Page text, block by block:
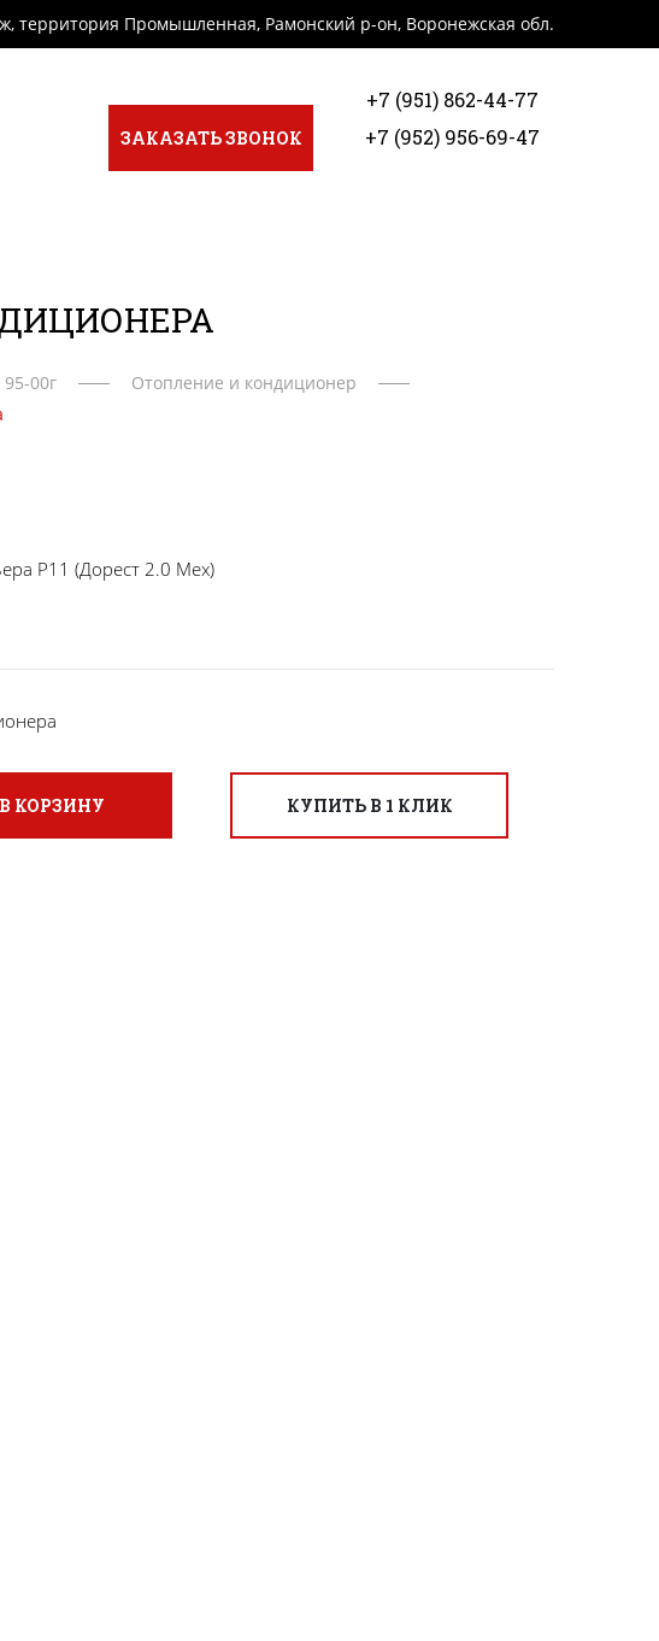
территория Промышленная, Рамонский р-он, Воронежская обл.
ЗАКАЗАТЬ ЗВОНОК
+7 (951) 862-44-77
+7 (952) 956-69-47
00г
Отопление и кондиционер
P11 (Дорест 2.0 Мех)
В КОРЗИНУ КУПИТЬ В 1 КЛИК